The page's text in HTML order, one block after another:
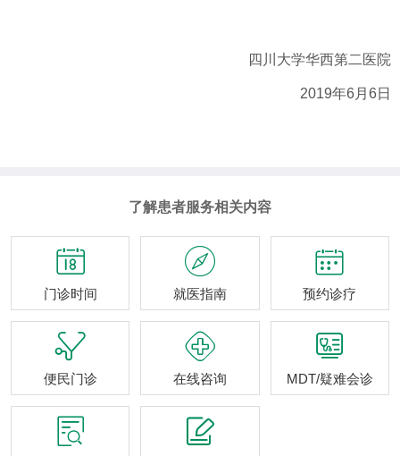
四川大学华西第二医院
2019年6月 6日
了解患者服务相关内容

门诊时间

就医指南

预约诊疗

便民门诊

在线咨询

MDT/疑难会诊
 